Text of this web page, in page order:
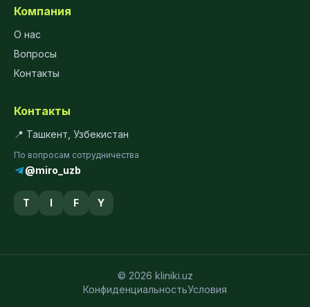
Компания
О нас
Вопросы
Контакты
Контакты
📍 Ташкент, Узбекистан
По вопросам сотрудничества
@miro_uzb
T I F Y
© 2026 kliniki.uz
КонфиденциальностьУсловия